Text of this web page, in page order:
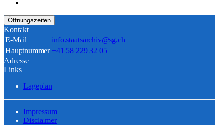
Öffnungszeiten
Kontakt
E-Mail
info.staatsarchiv@sg.ch
Hauptnummer +41 58 229 32 05
Adresse
Links
Lageplan
Impressum
Disclaimer